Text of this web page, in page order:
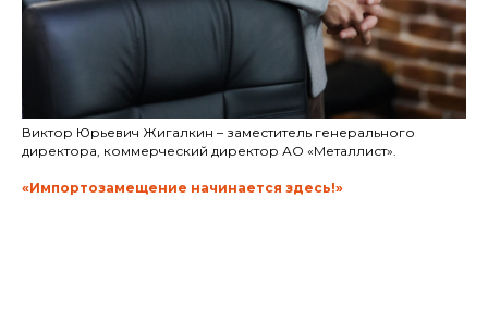
Виктор Юрьевич Жигалкин – заместитель генерального
директора, коммерческий директор АО «Металлист».
«Импортозамещение начинается здесь!»